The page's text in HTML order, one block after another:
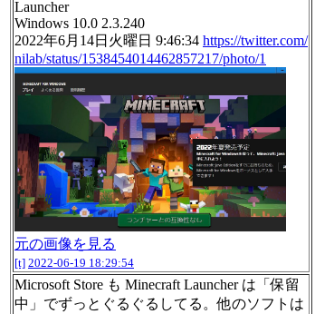
Launcher
Windows 10.0 2.3.240
2022年6月14日火曜日 9:46:34 https://twitter.com/
nilab/status/1538454014462857217/photo/1
元の画像を見る
[t] 2022-06-19 18:29:54
Microsoft Store も Minecraft Launcher は「保留
中」でずっとぐるぐるしてる。他のソフトは